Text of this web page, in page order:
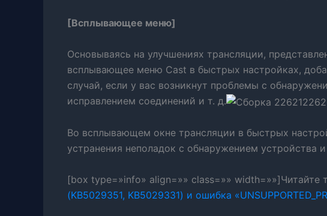
[Всплывающее меню]
Основываясь на улучшениях трансляции,
всплывающее меню Cast в быстрых настройках,
случай, если у вас возникнут проблемы с
исправлением соединений и т. д.
Во всплывающем окне трансляции в быстрых
устранения неполадок с обнаружением устройства
[box type=»info» align=»» class=»» width=»»]Читайте
(KB5029351, KB5029331) и ошибка